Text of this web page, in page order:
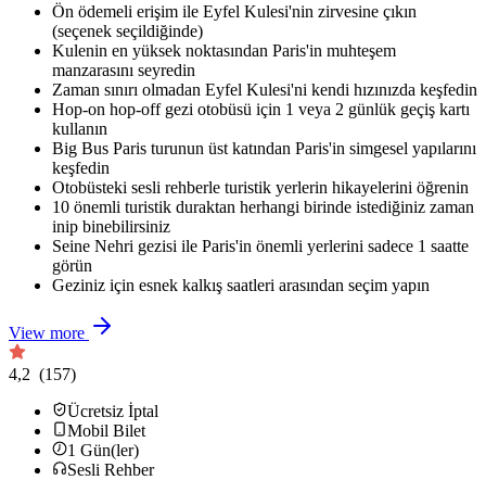
Ön ödemeli erişim ile Eyfel Kulesi'nin zirvesine çıkın
(seçenek seçildiğinde)
Kulenin en yüksek noktasından Paris'in muhteşem
manzarasını seyredin
Zaman sınırı olmadan Eyfel Kulesi'ni kendi hızınızda keşfedin
Hop-on hop-off gezi otobüsü için 1 veya 2 günlük geçiş kartı
kullanın
Big Bus Paris turunun üst katından Paris'in simgesel yapılarını
keşfedin
Otobüsteki sesli rehberle turistik yerlerin hikayelerini öğrenin
10 önemli turistik duraktan herhangi birinde istediğiniz zaman
inip binebilirsiniz
Seine Nehri gezisi ile Paris'in önemli yerlerini sadece 1 saatte
görün
Geziniz için esnek kalkış saatleri arasından seçim yapın
View more
4,2 (157)
Ücretsiz İptal
Mobil Bilet
1 Gün(ler)
Sesli Rehber